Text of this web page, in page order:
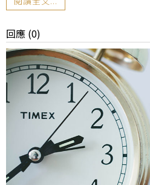
回應 (0)